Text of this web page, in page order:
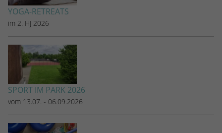
YOGA-RETREATS
im 2. HJ 2026
SPORT IM PARK 2026
vom 13.07. - 06.09.2026